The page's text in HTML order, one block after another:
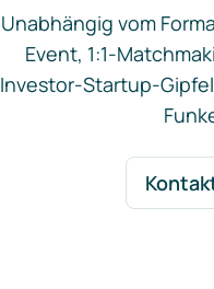
Unabhängig vom
Event, 1:1-
Investor-Startup-